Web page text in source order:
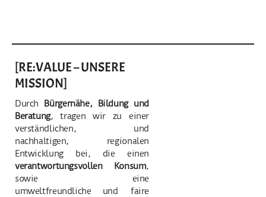
[RE:VALUE – UNSERE
MISSION]
Durch Bürgernähe, Bildung und
Beratung, tragen wir zu einer
verständlichen, und
nachhaltigen, regionalen
Entwicklung bei, die einen
verantwortungsvollen Konsum,
sowie eine
umweltfreundliche und faire